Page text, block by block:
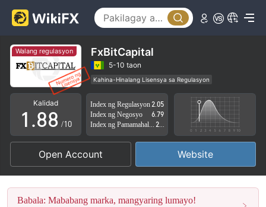
Walang regulasyon FxBitCapital
5-10 taon
Kahina-Hinalang Lisensya sa Regulasyon
Kahina-hinalang saklaw ng Negosyo
Mataas na potensyal na peligro
Kalidad
0
1
2
3
4
.
4
5
6
7
8
9
4
5
6
7
8
9
/10
Index ng Regulasyon 2.05
Index ng Negosyo
6.79
2.55
Open Account Website
Babala: Mababang marka, mangyaring lumayo!